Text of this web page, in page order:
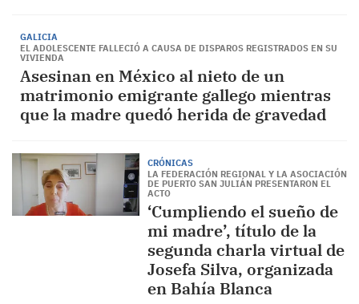
GALICIA
EL ADOLESCENTE FALLECIÓ A CAUSA DE DISPAROS REGISTRADOS EN SU
VIVIENDA
Asesinan en México al nieto de un
matrimonio emigrante gallego mientras
que la madre quedó herida de gravedad
CRÓNICAS
LA FEDERACIÓN REGIONAL Y LA ASOCIACIÓN
DE PUERTO SAN JULIÁN PRESENTARON EL
ACTO
‘Cumpliendo el sueño de
mi madre’, título de la
segunda charla virtual de
Josefa Silva, organizada
en Bahía Blanca